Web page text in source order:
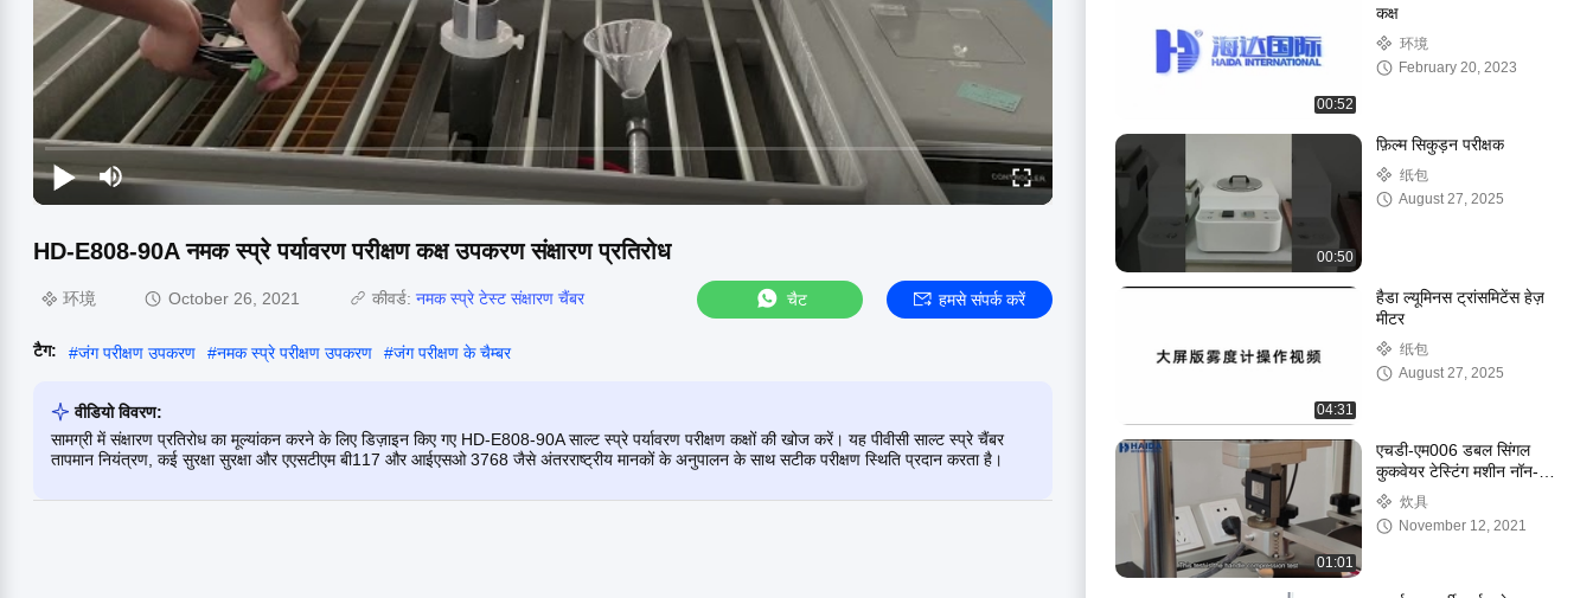
HD-E808-90A नमक स्प्रे पर्यावरण परीक्षण कक्ष उपकरण संक्षारण प्रतिरोध
环境 October 26, 2021 कीवर्ड: नमक स्प्रे टेस्ट संक्षारण चैंबर चैट हमसे संपर्क करें
टैग: #जंग परीक्षण उपकरण #नमक स्प्रे परीक्षण उपकरण #जंग परीक्षण के चैम्बर
वीडियो विवरण:
सामग्री में संक्षारण प्रतिरोध का मूल्यांकन करने के लिए डिज़ाइन किए गए HD-E808-90A साल्ट स्प्रे पर्यावरण परीक्षण कक्षों की खोज करें। यह पीवीसी साल्ट स्प्रे चैंबर
तापमान नियंत्रण, कई सुरक्षा सुरक्षा और एएसटीएम बी117 और आईएसओ 3768 जैसे अंतरराष्ट्रीय मानकों के अनुपालन के साथ सटीक परीक्षण स्थिति प्रदान करता है।
00:52
कक्ष
环境
February 20, 2023
00:50
फ़िल्म सिकुड़न परीक्षक
纸包
August 27, 2025
04:31
हैडा ल्यूमिनस ट्रांसमिटेंस हेज़
मीटर
纸包
August 27, 2025
01:01
एचडी-एम006 डबल सिंगल
कुकवेयर टेस्टिंग मशीन नॉन-
स्टिक कोटिंग्स बेंडिंग स्ट्रेंथ के
साथ
炊具
November 12, 2021